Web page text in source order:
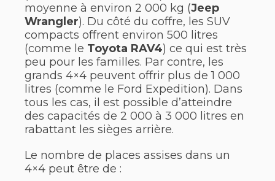
moyenne à environ 2 000 kg (Jeep
Wrangler). Du côté du coffre, les SUV
compacts offrent environ 500 litres
(comme le Toyota RAV4) ce qui est très
peu pour les familles. Par contre, les
grands 4×4 peuvent offrir plus de 1 000
litres (comme le Ford Expedition). Dans
tous les cas, il est possible d’atteindre
des capacités de 2 000 à 3 000 litres en
rabattant les sièges arrière.
Le nombre de places assises dans un
4×4 peut être de :